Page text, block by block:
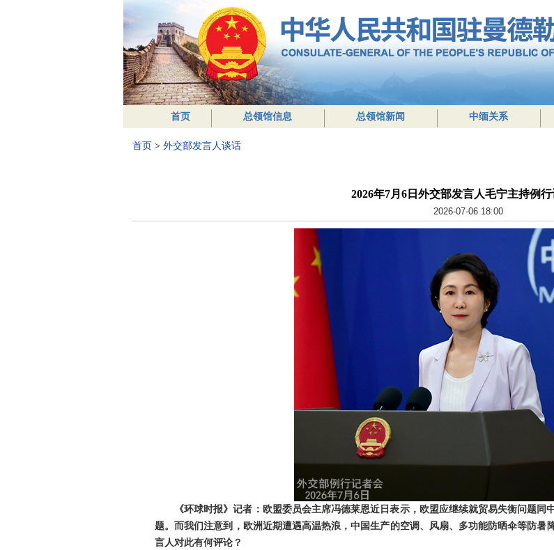
首页 总领馆信息 总领馆新闻 中缅关系
首页 > 外交部发言人谈话
2026年7月6日外交部发言人毛宁主持例
2026-07-06 18:00
《环球时报》记者：欧盟委员会主席冯德莱恩近日表示，欧盟应继续就贸易失衡问题
题。而我们注意到，欧洲近期遭遇高温热浪，中国生产的空调、风扇、多功能防晒伞等防暑
言人对此有何评论？